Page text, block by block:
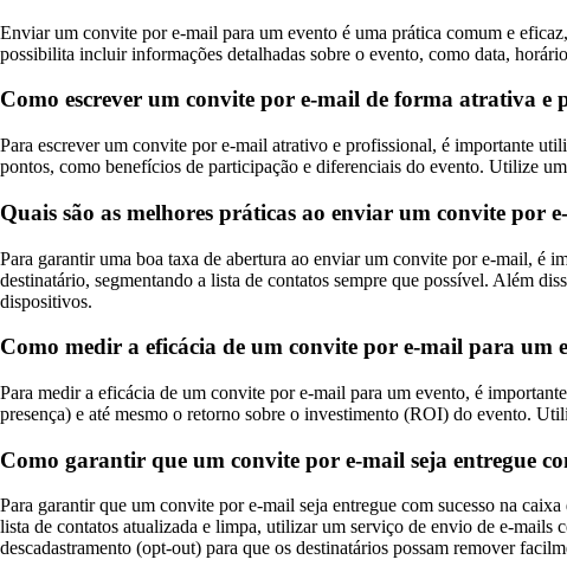
Enviar um convite por e-mail para um evento é uma prática comum e
possibilita incluir informações detalhadas sobre o evento, como data,
Como escrever um convite por e-mail de forma atrativa e
Para escrever um convite por e-mail atrativo e profissional, é importante
pontos, como benefícios de participação e diferenciais do evento. Utilize
Quais são as melhores práticas ao enviar um convite
Para garantir uma boa taxa de abertura ao enviar um convite por e-mail, é
destinatário, segmentando a lista de contatos sempre que possível. Além
dispositivos.
Como medir a eficácia de um convite por e-mail para um
Para medir a eficácia de um convite por e-mail para um evento, é
presença) e até mesmo o retorno sobre o investimento (ROI) do evento.
Como garantir que um convite por e-mail seja entregue
Para garantir que um convite por e-mail seja entregue com sucesso na
lista de contatos atualizada e limpa, utilizar um serviço de envio de e-
descadastramento (opt-out) para que os destinatários possam remover